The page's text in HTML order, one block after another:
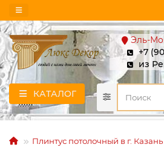
Эль-
+7
из
КАТАЛОГ
Плинтус потолочный в г. Казань